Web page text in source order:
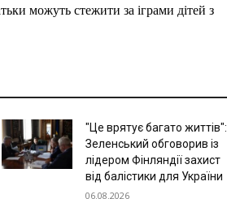
можуть стежити за іграми дітей з
"Це врятує багато життів":
Зеленський обговорив із
лідером Фінляндії захист
від балістики для України
06.08.2026